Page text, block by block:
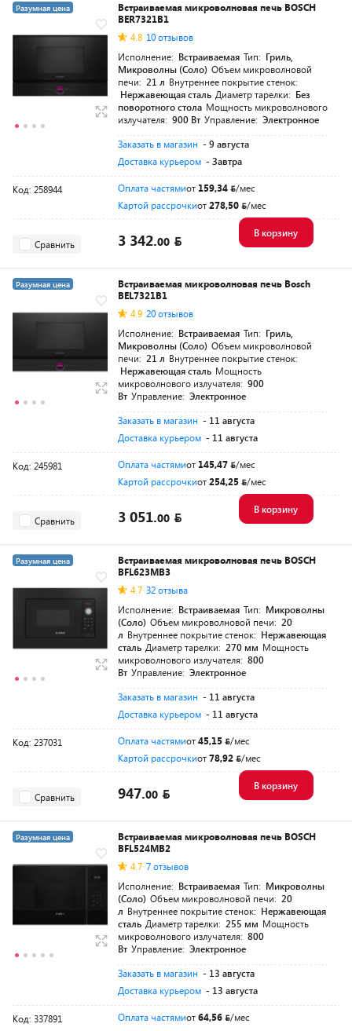
Разумная цена
Встраиваемая микроволновая печь BOSCH
BER7321B1
4.8 10 отзывов
Исполнение: Встраиваемая Тип: Гриль,
Микроволны (Соло) Объем микроволновой
печи: 21 л Внутреннее покрытие стенок:
Нержавеющая сталь Диаметр тарелки: Без
поворотного стола Мощность микроволнового
излучателя: 900 Вт Управление: Электронное
Заказать в магазин - 9 августа
Доставка курьером - Завтра
Код: 258944 Оплата частямиот 159,34
/мес
Картой рассрочкиот278,50 /мес
Сравнить 3 342.00
В корзину
Разумная цена
Встраиваемая микроволновая печь Bosch
BEL7321B1
4.9 20 отзывов
Исполнение: Встраиваемая Тип: Гриль,
Микроволны (Соло) Объем микроволновой
печи: 21 л Внутреннее покрытие стенок:
Нержавеющая сталь Мощность
микроволнового излучателя: 900
Вт Управление: Электронное
Заказать в магазин - 11 августа
Доставка курьером - 11 августа
Код: 245981 Оплата частямиот 145,47
/мес
Картой рассрочкиот254,25 /мес
Сравнить 3 051.00
В корзину
Разумная цена
Встраиваемая микроволновая печь BOSCH
BFL623MB3
4.7 32 отзыва
Исполнение: Встраиваемая Тип: Микроволны
(Соло) Объем микроволновой печи: 20
л Внутреннее покрытие стенок: Нержавеющая
сталь Диаметр тарелки: 270 мм Мощность
микроволнового излучателя: 800
Вт Управление: Электронное
Заказать в магазин - 11 августа
Доставка курьером - 11 августа
Код: 237031 Оплата частямиот45,15
/мес
Картой рассрочкиот78,92 /мес
Сравнить 947.00
В корзину
Разумная цена
Встраиваемая микроволновая печь BOSCH
BFL524MB2
4.7 7 отзывов
Исполнение: Встраиваемая Тип: Микроволны
(Соло) Объем микроволновой печи: 20
л Внутреннее покрытие стенок: Нержавеющая
сталь Диаметр тарелки: 255 мм Мощность
микроволнового излучателя: 800
Вт Управление: Электронное
Заказать в магазин - 13 августа
Доставка курьером - 13 августа
Код: 337891 Оплата частямиот64,56
/мес